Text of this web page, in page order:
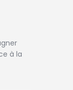
à la